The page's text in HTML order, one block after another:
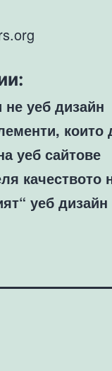
уеб дизайн
които
уеб сайтове
качеството
уеб дизайн